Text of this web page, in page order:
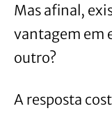
Mas afinal,
vantagem em
outro?
A resposta